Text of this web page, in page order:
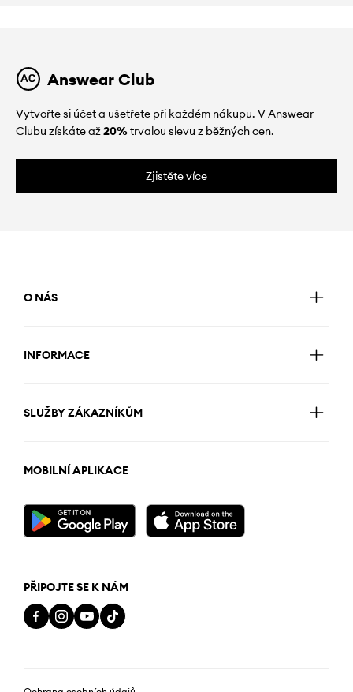
Answear Club
Vytvořte si účet a ušetřete při každém nákupu. V Answear
Clubu získáte až20%trvalou slevu z běžných cen.
Zjistěte více
O NÁS
INFORMACE
SLUŽBY ZÁKAZNÍKŮM
MOBILNÍ APLIKACE
PŘIPOJTE SE K NÁM